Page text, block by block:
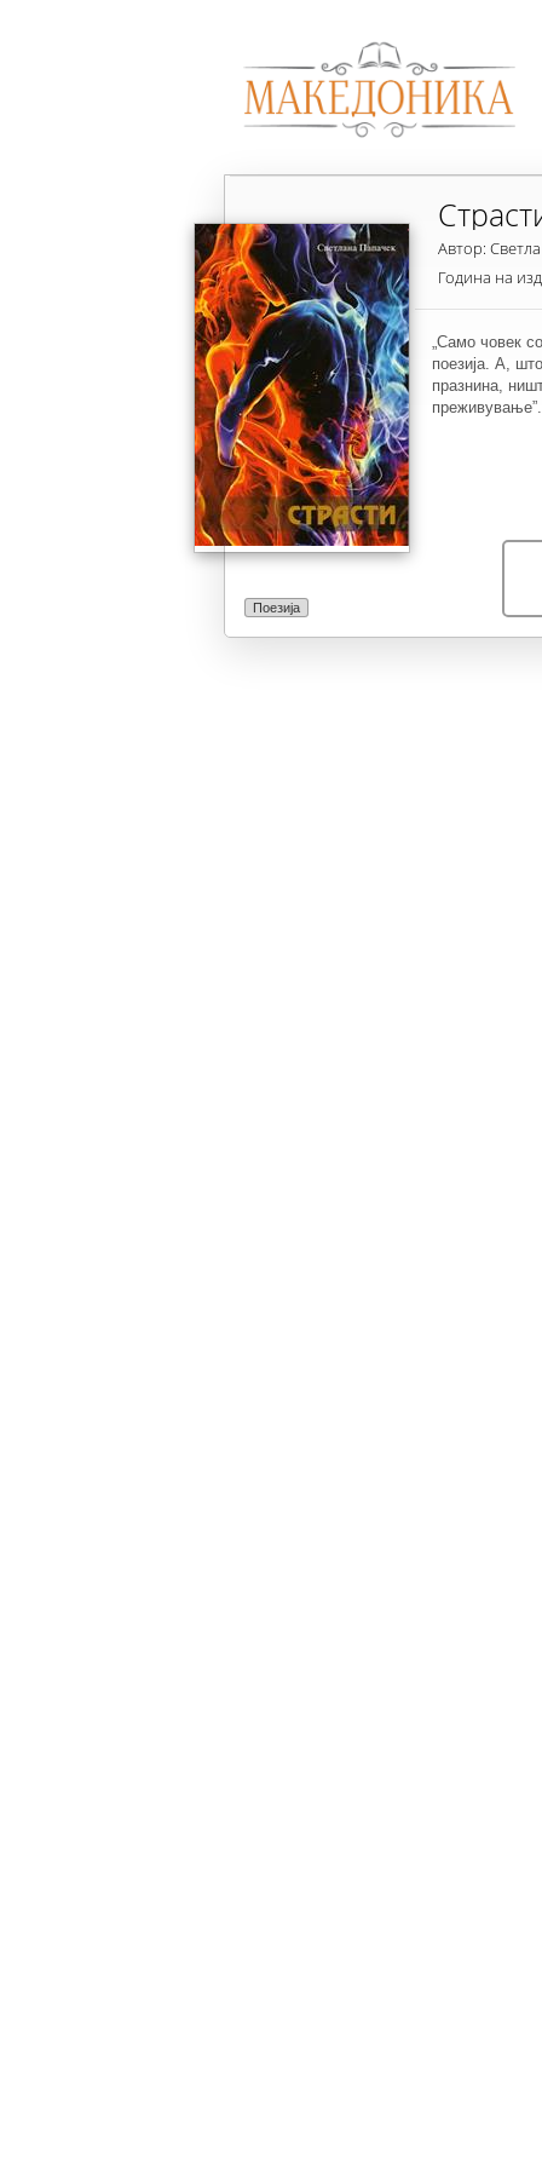
Поезија
Автор:
Година на
„Само човек
поезија. А,
празнина,
преживување”.